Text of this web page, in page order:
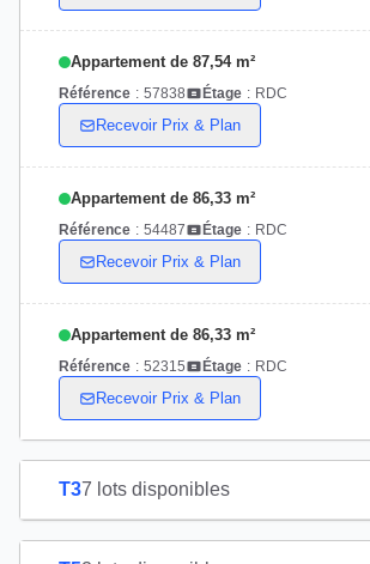
Appartement de 87,54 m²
Référence : 57838 Étage : RDC
Recevoir Prix & Plan
Appartement de 86,33 m²
Référence : 54487 Étage : RDC
Recevoir Prix & Plan
Appartement de 86,33 m²
Référence : 52315 Étage : RDC
Recevoir Prix & Plan
T37 lots disponibles